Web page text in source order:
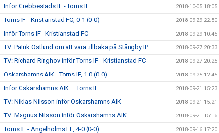
Inför Grebbestads IF - Torns IF 2018-10-05 18:05
Torns IF - Kristianstad FC, 0-1 (0-0) 2018-09-29 22:50
Inför Torns IF - Kristianstad FC 2018-09-29 10:45
TV: Patrik Östlund om att vara tillbaka på Stångby IP 2018-09-27 20:33
TV: Richard Ringhov inför Torns IF - Kristianstad FC 2018-09-27 20:25
Oskarshamns AIK - Torns IF, 1-0 (0-0) 2018-09-25 12:45
Inför Oskarshamns AIK – Torns IF 2018-09-21 15:23
TV: Niklas Nilsson inför Oskarshamns AIK 2018-09-21 15:21
TV: Magnus Nilsson inför Oskarshamns AIK 2018-09-21 15:16
Torns IF - Ängelholms FF, 4-0 (0-0) 2018-09-16 17:20